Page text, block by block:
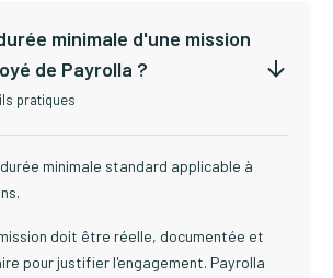
minimale d'une mission
de Payrolla ?
pratiques
minimale standard applicable à
doit être réelle, documentée et
pour justifier l'engagement. Payrolla